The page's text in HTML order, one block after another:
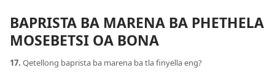
BAPRISTA BA MARENA BA PHETHELA
MOSEBETSI OA BONA
17. Qetellong baprista ba marena ba tla finyella eng?